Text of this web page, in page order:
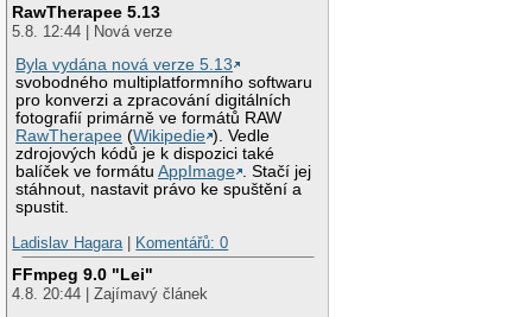
RawTherapee 5.13
5.8. 12:44 | Nová verze
Byla vydána nová verze 5.13
svobodného multiplatformního softwaru
pro konverzi a zpracování digitálních
fotografií primárně ve formátů RAW
RawTherapee (Wikipedie ). Vedle
zdrojových kódů je k dispozici také
balíček ve formátuAppImage . Stačí jej
stáhnout, nastavit právo ke spuštění a
spustit.
Ladislav Hagara| Komentářů: 0
FFmpeg 9.0 "Lei"
4.8. 20:44 | Zajímavý článek